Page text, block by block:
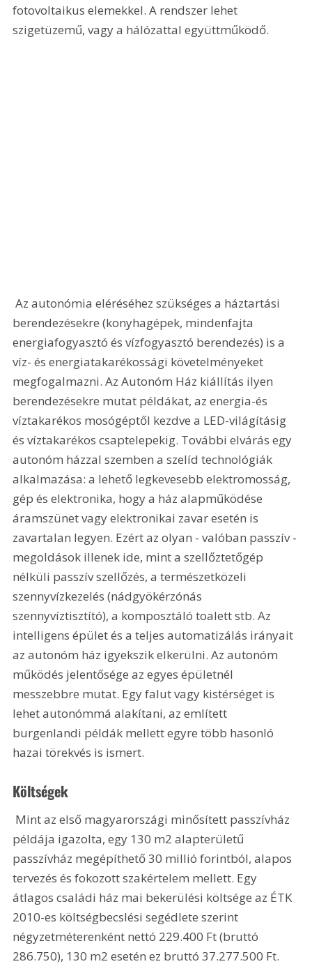
fotovoltaikus elemekkel. A rendszer lehet
szigetüzemű, vagy a hálózattal együttműködő.
Az autonómia eléréséhez szükséges a háztartási
berendezésekre (konyhagépek, mindenfajta
energiafogyasztó és vízfogyasztó berendezés) is a
víz- és energiatakarékossági követelményeket
megfogalmazni. Az Autonóm Ház kiállítás ilyen
berendezésekre mutat példákat, az energia-és
víztakarékos mosógéptől kezdve a LED-világításig
és víztakarékos csaptelepekig. További elvárás egy
autonóm házzal szemben a szelíd technológiák
alkalmazása: a lehető legkevesebb elektromosság,
gép és elektronika, hogy a ház alapműködése
áramszünet vagy elektronikai zavar esetén is
zavartalan legyen. Ezért az olyan - valóban passzív -
megoldások illenek ide, mint a szellőztetőgép
nélküli passzív szellőzés, a természetközeli
szennyvízkezelés (nádgyökérzónás
szennyvíztisztító), a komposztáló toalett stb. Az
intelligens épület és a teljes automatizálás irányait
az autonóm ház igyekszik elkerülni. Az autonóm
működés jelentősége az egyes épületnél
messzebbre mutat. Egy falut vagy kistérséget is
lehet autonómmá alakítani, az említett
burgenlandi példák mellett egyre több hasonló
hazai törekvés is ismert.
Költségek
példája igazolta, egy 130 m2 alapterületű
passzívház megépíthető 30 millió forintból, alapos
tervezés és fokozott szakértelem mellett. Egy
átlagos családi ház mai bekerülési költsége az ÉTK
2010-es költségbecslési segédlete szerint
négyzetméterenként nettó 229.400 Ft (bruttó
286.750), 130 m2 esetén ez bruttó 37.277.500 Ft.